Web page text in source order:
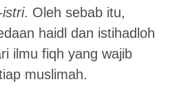
. Oleh sebab itu,
haidl dan istihadloh
ilmu fiqh yang wajib
muslimah.